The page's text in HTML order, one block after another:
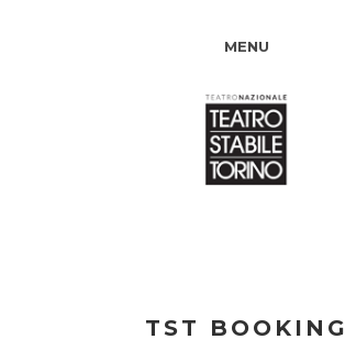
MENU
TST BOOKING